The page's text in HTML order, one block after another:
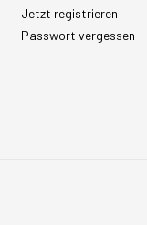
Jetzt registrieren
Passwort vergessen